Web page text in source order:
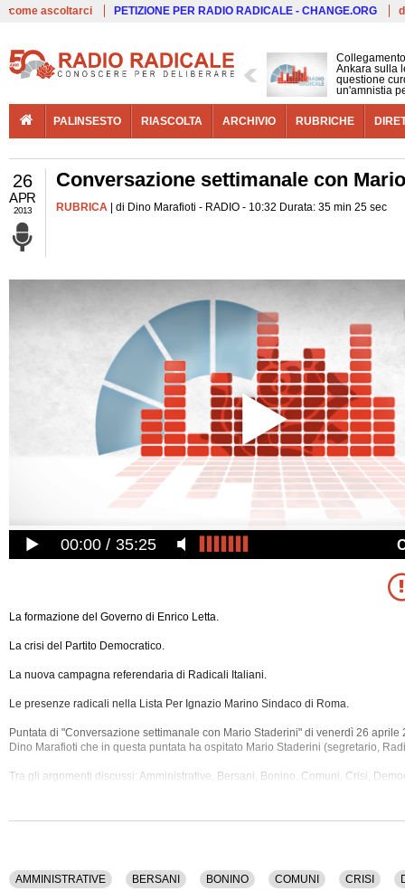
come ascoltarci PETIZIONE PER RADIO RADICALE - CHANGE.ORG
Ankara sulla
questione
un'amnistia
PALINSESTO RIASCOLTA ARCHIVIO RUBRICHE
26
APR
2013
Conversazione settimanale con
RUBRICA | di Dino Marafioti - RADIO - 10:32 Durata: 35 min 25 sec
00:00 35:25
La formazione del Governo di Enrico Letta.
La crisi del Partito Democratico.
La nuova campagna referendaria di Radicali Italiani.
Le presenze radicali nella Lista Per Ignazio Marino Sindaco di Roma.
Puntata di "Conversazione settimanale con Mario Staderini" di venerdì 26 aprile
Dino Marafioti che in questa puntata ha ospitato Mario Staderini (segretario,
Tra gli argomenti discussi: Amministrative, Bersani, Bonino, Comuni, Crisi,
Politica, Presidenza Della Repubblica, Radicali Italiani, Referendum, Riforme,
AMMINISTRATIVE BERSANI BONINO COMUNI CRISI